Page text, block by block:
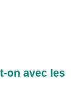
on avec les